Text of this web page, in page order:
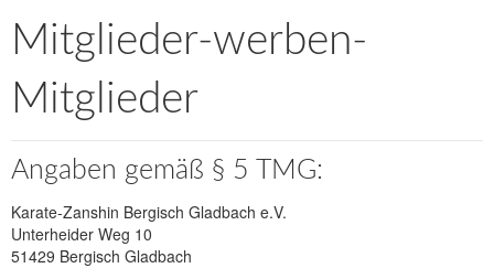
Termine
Mitglieder-werben-Mitglieder
Downloads / Anmeldeformular
Anfängerkurse
Shop
Mitglieder-werben-
Mitglieder
Angaben gemäß § 5 TMG:
Karate-Zanshin Bergisch Gladbach e.V.
Unterheider Weg 10
51429 Bergisch Gladbach